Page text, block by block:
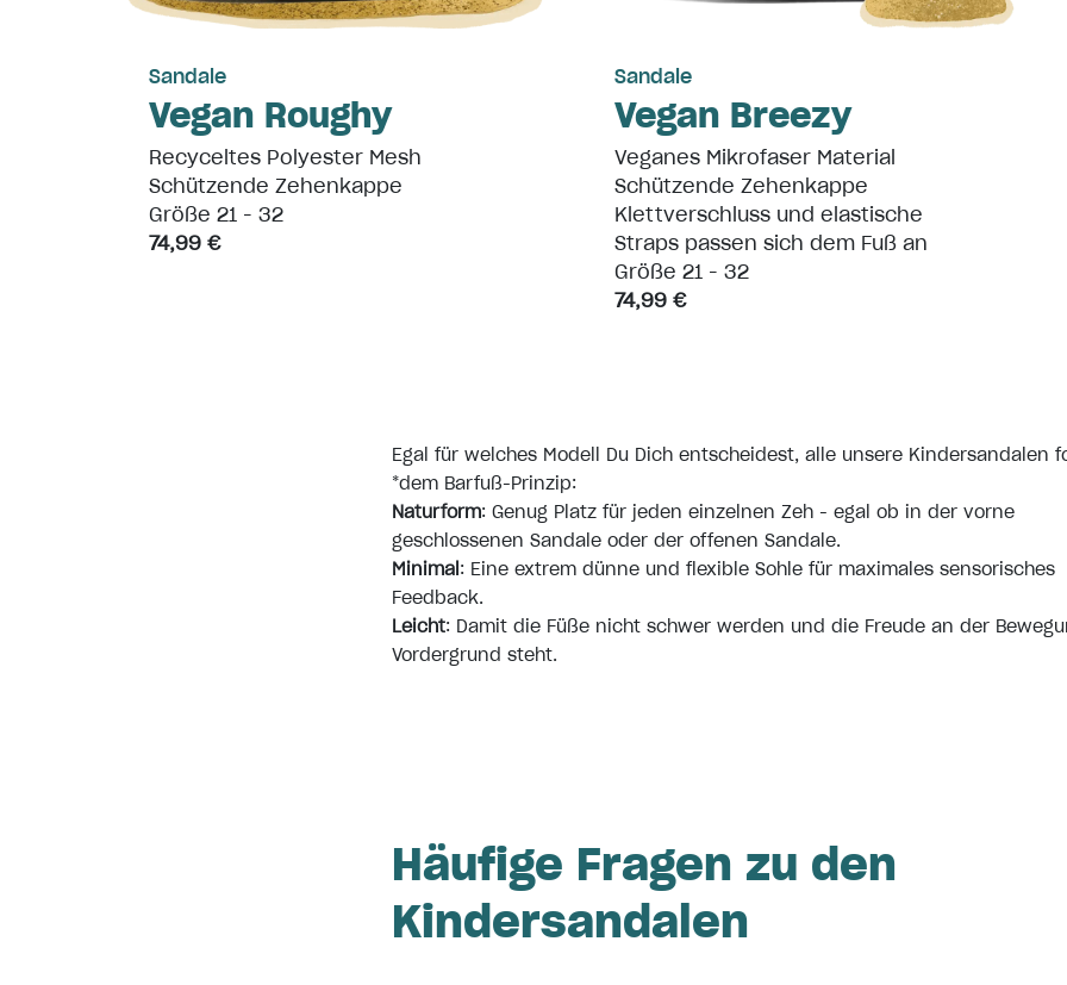
Sandale
Vegan Roughy
Recyceltes Polyester Mesh
Schützende Zehenkappe
Größe 21 - 32
74,99 €
Sandale
Vegan Breezy
Veganes Mikrofaser Material
Schützende Zehenkappe
Klettverschluss und elastische
Straps passen sich dem Fuß an
Größe 21 - 32
74,99 €
Egal für welches Modell Du Dich entscheidest, alle unsere Kindersandalen
*dem Barfuß-Prinzip:
Naturform: Genug Platz für jeden einzelnen Zeh - egal ob in der vorne
geschlossenen Sandale oder der offenen Sandale.
Minimal : Eine extrem dünne und flexible Sohle für maximales sensorisches
Feedback.
Leicht: Damit die Füße nicht schwer werden und die Freude an der
Vordergrund steht.
Häufige Fragen zu den
Kindersandalen